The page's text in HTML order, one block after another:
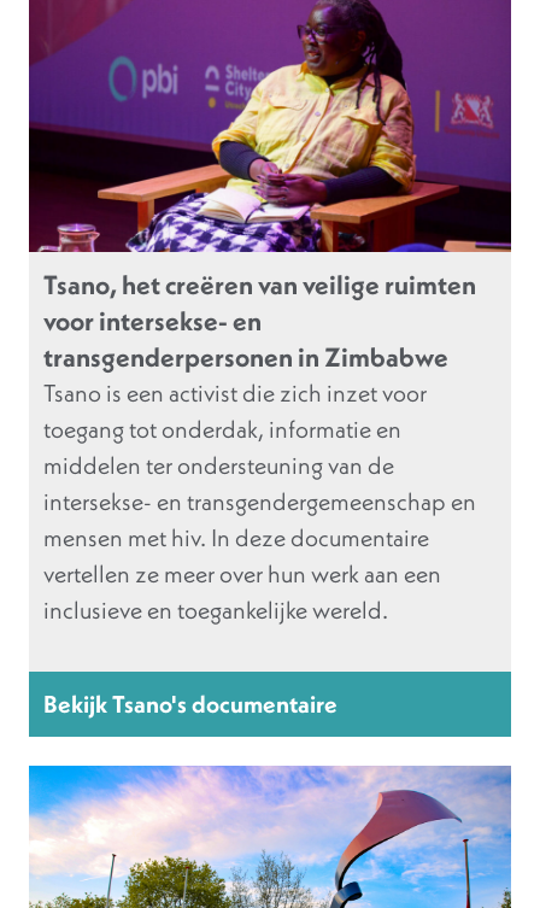
Tsano, het creëren van veilige ruimten
voor intersekse- en
transgenderpersonen in Zimbabwe
Tsano is een activist die zich inzet voor
toegang tot onderdak, informatie en
middelen ter ondersteuning van de
intersekse- en transgendergemeenschap en
mensen met hiv. In deze documentaire
vertellen ze meer over hun werk aan een
inclusieve en toegankelijke wereld.
Bekijk Tsano's documentaire